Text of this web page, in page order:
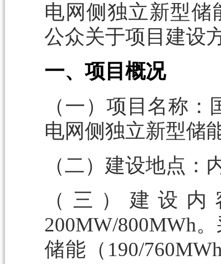
电网侧独立新型
公众关于项目建设
一、项目概况
（一）项目名称
电网侧独立新型储
（二）建设地点：
（三）建设
200MW/800MWh
储能（190/